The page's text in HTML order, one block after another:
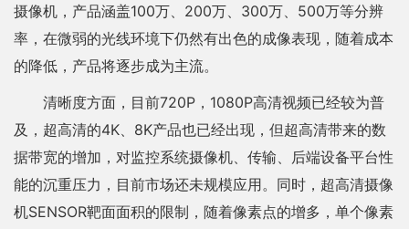
摄像机，产品涵盖100万、200万、300万、500万等分辨
率，在微弱的光线环境下仍然有出色的成像表现，随着成本
的降低，产品将逐步成为主流。
清晰度方面，目前720P，1080P高清视频已经较为普
及，超高清的4K、8K产品也已经出现，但超高清带来的数
据带宽的增加，对监控系统摄像机、传输、后端设备平台性
能的沉重压力，目前市场还未规模应用。同时，超高清摄像
机SENSOR靶面面积的限制，随着像素点的增多，单个像素